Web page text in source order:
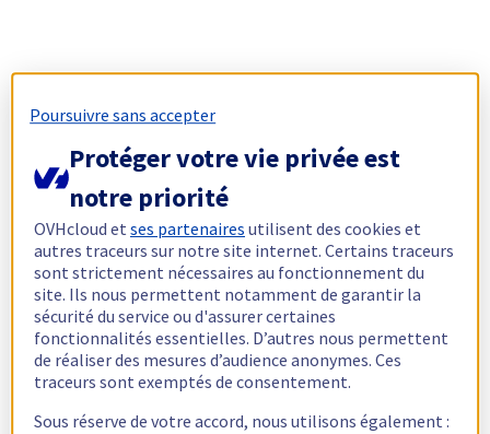
Poursuivre sans accepter
Protéger votre vie privée est
notre priorité
OVHcloud etses partenaires utilisent des cookies et
autres traceurs sur notre site internet. Certains traceurs
sont strictement nécessaires au fonctionnement du
site. Ils nous permettent notamment de garantir la
sécurité du service ou d'assurer certaines
fonctionnalités essentielles. D’autres nous permettent
de réaliser des mesures d’audience anonymes. Ces
traceurs sont exemptés de consentement.
Sous réserve de votre accord, nous utilisons également :